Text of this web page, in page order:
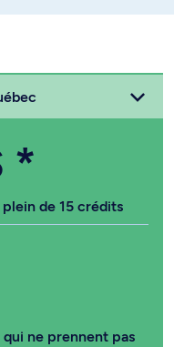
*
de 15 crédits
ne prennent pas